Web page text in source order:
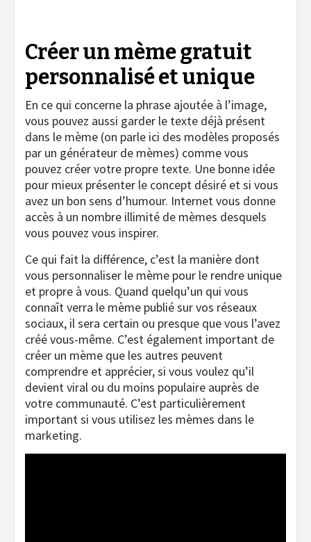
Créer un mème gratuit
personnalisé et unique
En ce qui concerne la phrase ajoutée à l’image,
vous pouvez aussi garder le texte déjà présent
dans le mème (on parle ici des modèles proposés
par un générateur de mèmes) comme vous
pouvez créer votre propre texte. Une bonne idée
pour mieux présenter le concept désiré et si vous
avez un bon sens d’humour. Internet vous donne
accès à un nombre illimité de mèmes desquels
vous pouvez vous inspirer.
Ce qui fait la différence, c’est la manière dont
vous personnaliser le mème pour le rendre unique
et propre à vous. Quand quelqu’un qui vous
connaît verra le mème publié sur vos réseaux
sociaux, il sera certain ou presque que vous l’avez
créé vous-même. C’est également important de
créer un mème que les autres peuvent
comprendre et apprécier, si vous voulez qu’il
devient viral ou du moins populaire auprès de
votre communauté. C’est particulièrement
important si vous utilisez les mèmes dans le
marketing.